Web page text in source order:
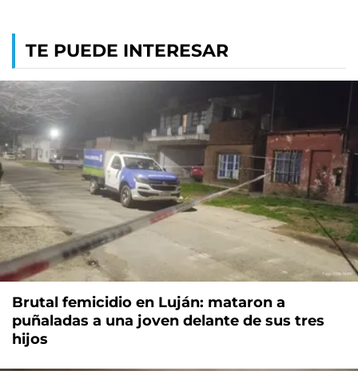
TE PUEDE INTERESAR
Brutal femicidio en Luján: mataron a
puñaladas a una joven delante de sus tres
hijos